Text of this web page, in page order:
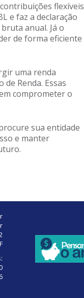
flexíveis
e faz a declaração
anual. Já o
de forma eficiente
uma renda
Renda. Essas
comprometer o
sua entidade
e manter